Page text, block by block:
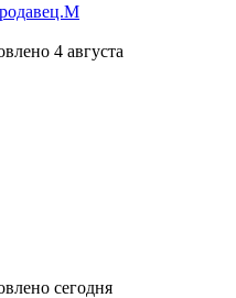
4 августа
сегодня